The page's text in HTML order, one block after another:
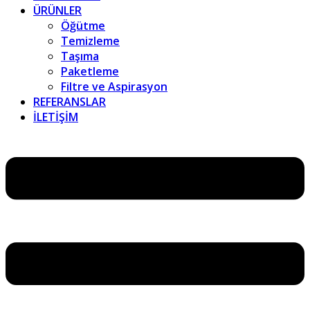
ÜRÜNLER
Öğütme
Temizleme
Taşıma
Paketleme
Filtre ve Aspirasyon
REFERANSLAR
İLETİŞİM